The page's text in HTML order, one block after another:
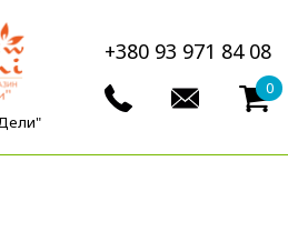
+380 93 971 84 08
0